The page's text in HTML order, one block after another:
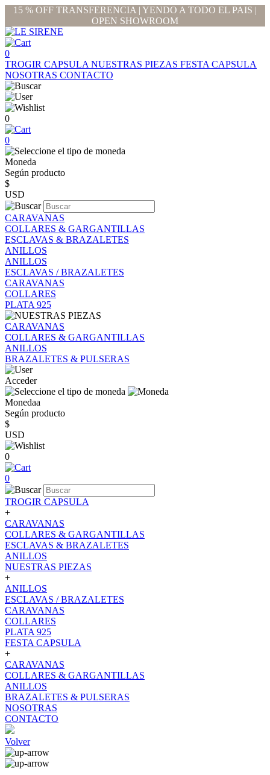
15 % OFF TRANSFERENCIA | YENDO A TODO EL PAIS |
OPEN SHOWROOM
0
TROGIR CAPSULA NUESTRAS PIEZAS FESTA CAPSULA
NOSOTRAS CONTACTO
0
0
Moneda
Según producto
$
USD
CARAVANAS
COLLARES & GARGANTILLAS
ESCLAVAS & BRAZALETES
ANILLOS
ANILLOS
ESCLAVAS / BRAZALETES
CARAVANAS
COLLARES
PLATA 925
CARAVANAS
COLLARES & GARGANTILLAS
ANILLOS
BRAZALETES & PULSERAS
Acceder
Monedaa
Según producto
$
USD
0
0
TROGIR CAPSULA
+
CARAVANAS
COLLARES & GARGANTILLAS
ESCLAVAS & BRAZALETES
ANILLOS
NUESTRAS PIEZAS
+
ANILLOS
ESCLAVAS / BRAZALETES
CARAVANAS
COLLARES
PLATA 925
FESTA CAPSULA
+
CARAVANAS
COLLARES & GARGANTILLAS
ANILLOS
BRAZALETES & PULSERAS
NOSOTRAS
CONTACTO
Volver